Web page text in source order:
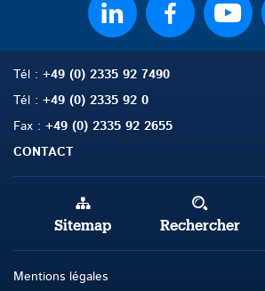
Tél : +49 (0) 2335 92 7490
Tél : +49 (0) 2335 92 0
Fax : +49 (0) 2335 92 2655
CONTACT
Mentions légales
Sitemap Rechercher